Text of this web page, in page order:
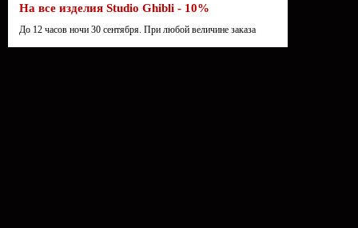
На все изделия Studio Ghibli - 10%
До 12 часов ночи 30 сентября. При любой величине заказа